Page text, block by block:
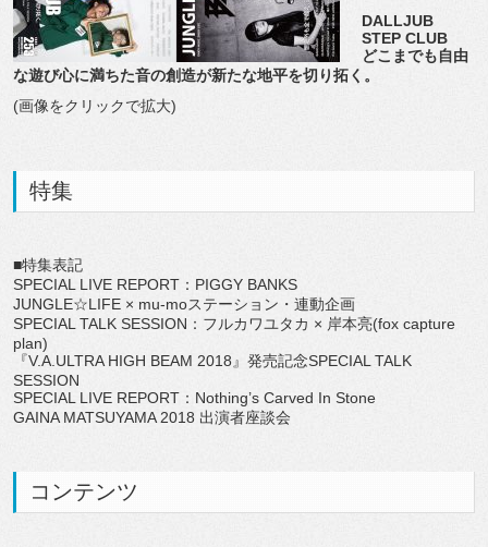
DALLJUB
STEP CLUB
どこまでも自由
な遊び心に満ちた音の創造が新たな地平を切り拓く。
(画像をクリックで拡大)
特集
■特集表記
SPECIAL LIVE REPORT：PIGGY BANKS
JUNGLE☆LIFE × mu-moステーション・連動企画
SPECIAL TALK SESSION：フルカワユタカ × 岸本亮(fox capture
plan)
『V.A.ULTRA HIGH BEAM 2018』発売記念SPECIAL TALK
SESSION
SPECIAL LIVE REPORT：Nothing’s Carved In Stone
GAINA MATSUYAMA 2018 出演者座談会
コンテンツ